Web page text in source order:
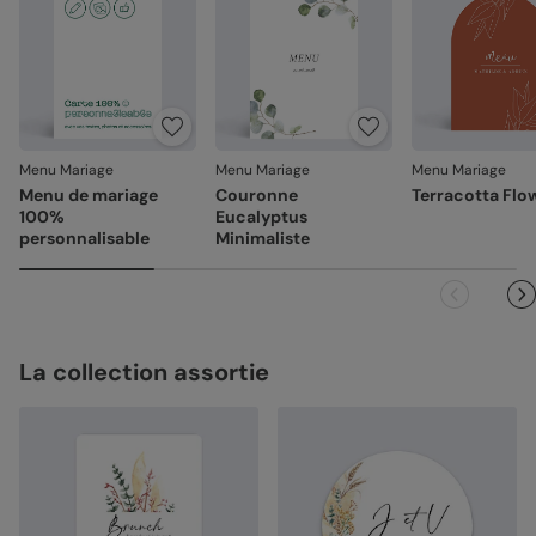
Menu Mariage
Menu de mariage
100%
personnalisable
Menu Mariage
Couronne
Eucalyptus
Minimaliste
Menu Mariage
Terracotta
La collection assortie